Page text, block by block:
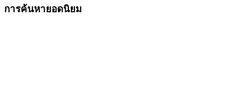
การค้นหายอดนิยม